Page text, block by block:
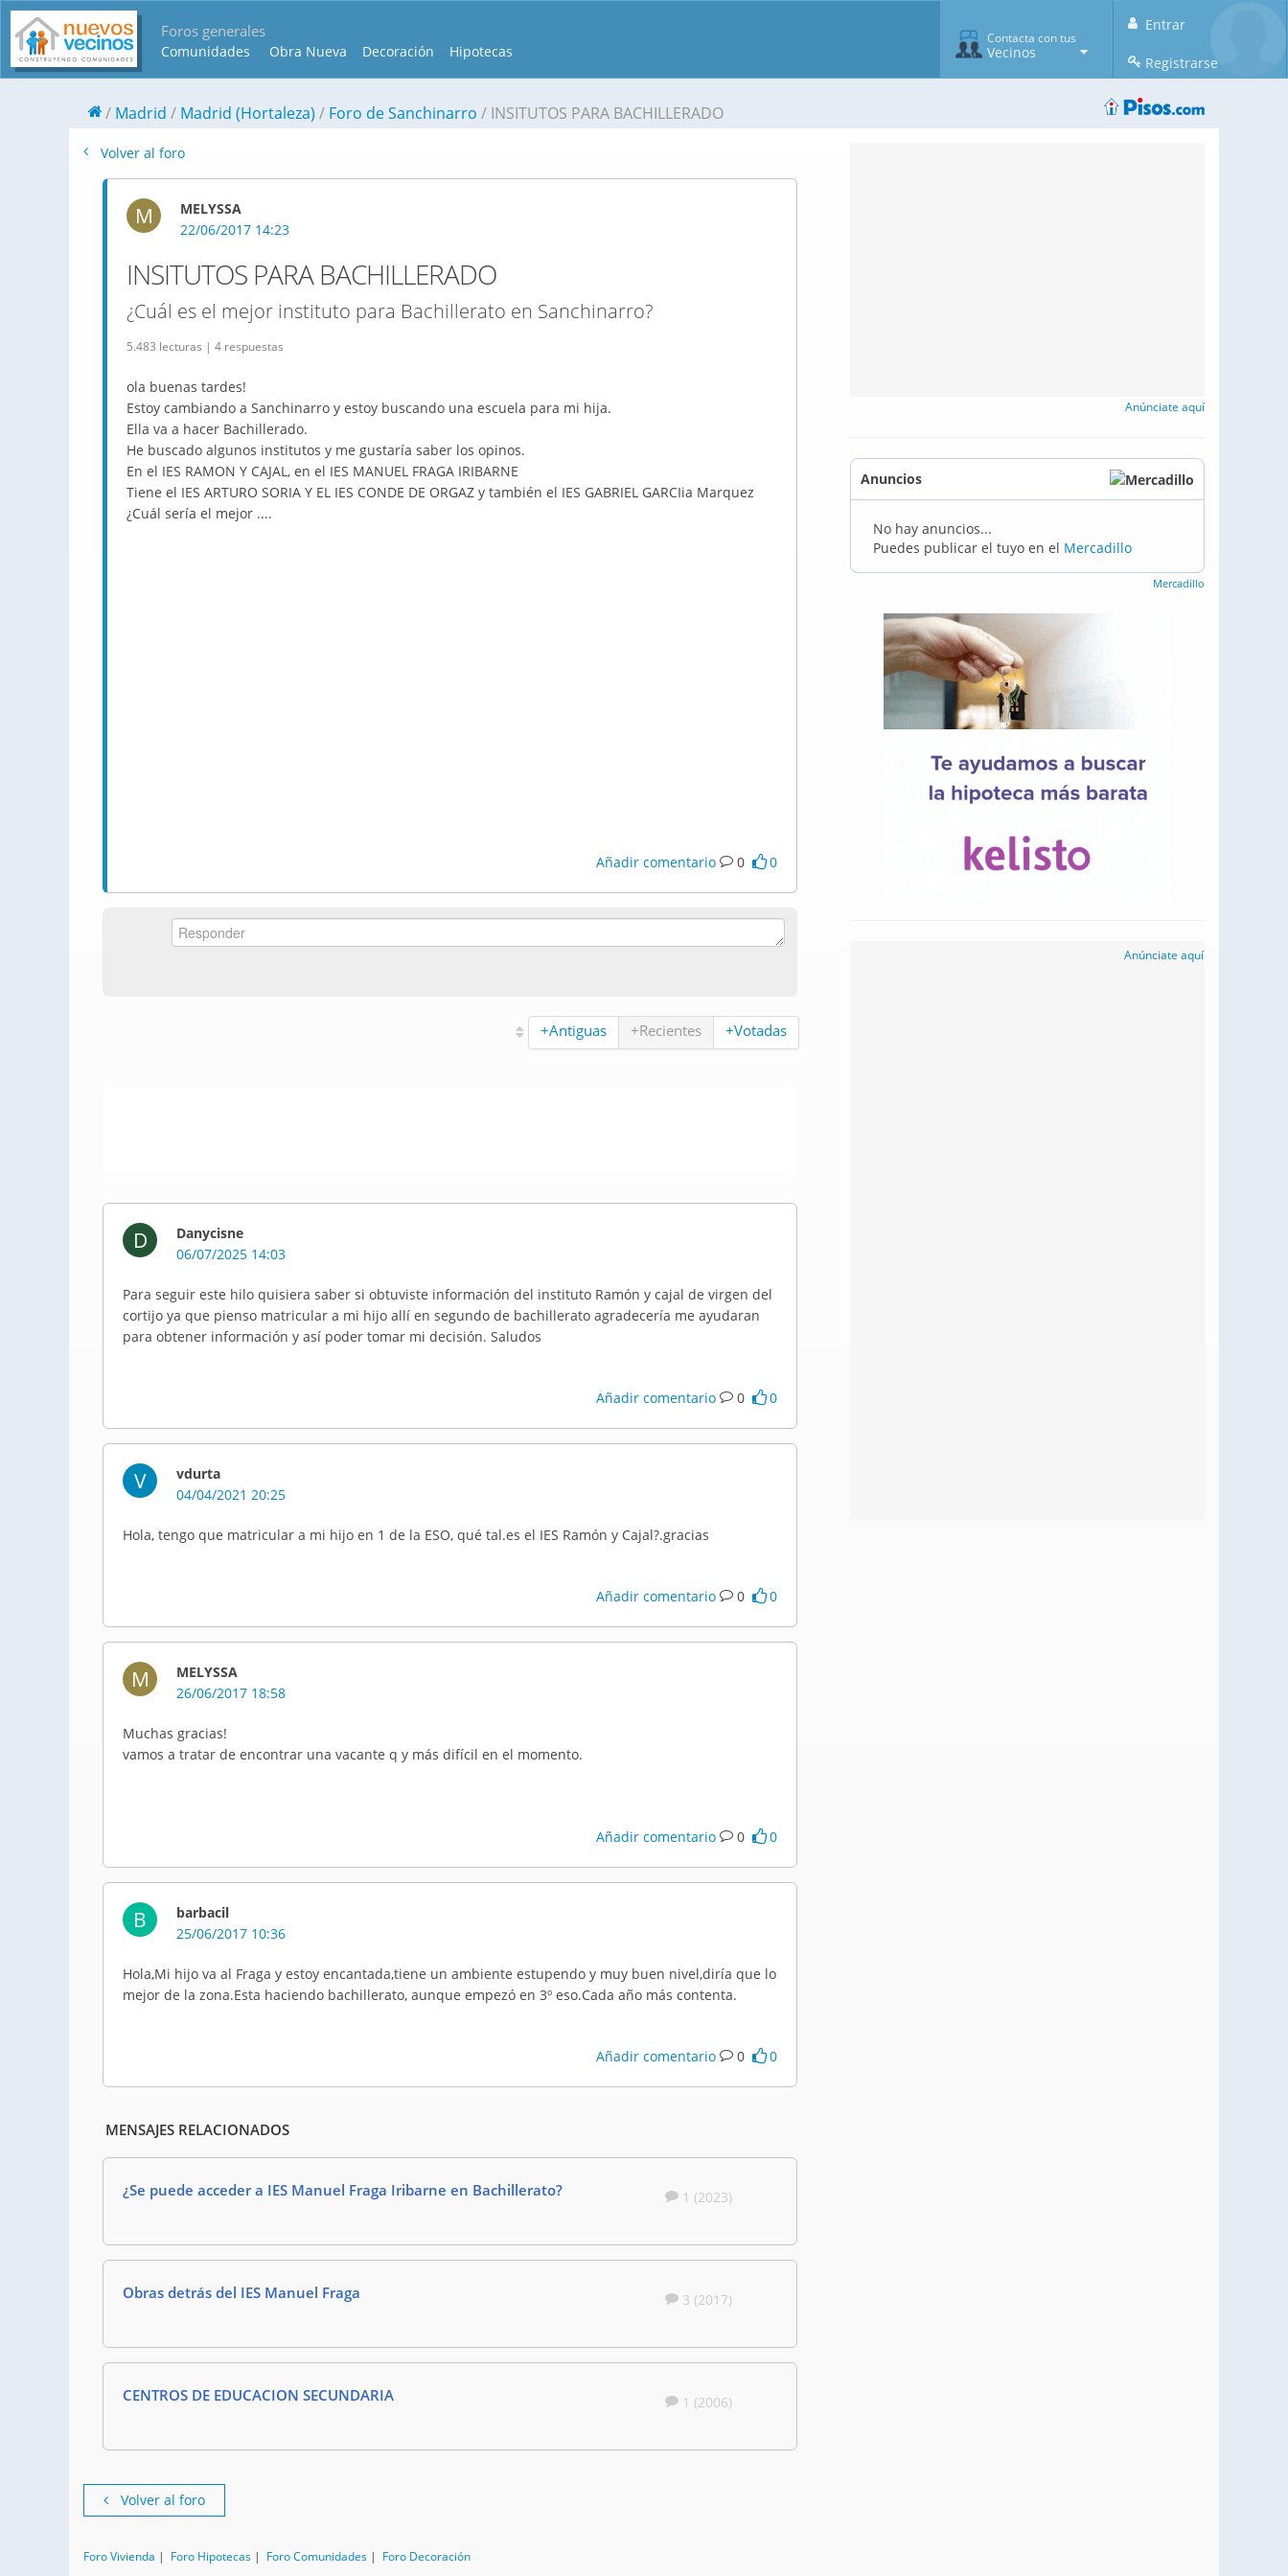
Foros generales
Comunidades Obra Nueva Decoración Hipotecas
Entrar
Registrarse
Contacta con tus
Vecinos
Madrid Madrid (Hortaleza) Foro de Sanchinarro INSITUTOS PARA BACHILLERADO
Volver al foro
M
MELYSSA
22/06/2017 14:23
INSITUTOS PARA BACHILLERADO
¿Cuál es el mejor instituto para Bachillerato en Sanchinarro?
5.483 lecturas | 4 respuestas
ola buenas tardes!
Estoy cambiando a Sanchinarro y estoy buscando una escuela para mi hija.
Ella va a hacer Bachillerado.
He buscado algunos institutos y me gustaría saber los opinos.
En el IES RAMON Y CAJAL, en el IES MANUEL FRAGA IRIBARNE
Tiene el IES ARTURO SORIA Y EL IES CONDE DE ORGAZ y también el IES GABRIEL GARCIia Marquez
¿Cuál sería el mejor ....
Añadir comentario 0 0
+Antiguas +Recientes +Votadas
D
Danycisne
06/07/2025 14:03
Para seguir este hilo quisiera saber si obtuviste información del instituto Ramón y cajal de virgen del
cortijo ya que pienso matricular a mi hijo allí en segundo de bachillerato agradecería me ayudaran
para obtener información y así poder tomar mi decisión. Saludos
Añadir comentario 0 0
V
vdurta
04/04/2021 20:25
Hola, tengo que matricular a mi hijo en 1 de la ESO, qué tal.es el IES Ramón y Cajal?.gracias
Añadir comentario 0 0
M
MELYSSA
26/06/2017 18:58
Muchas gracias!
vamos a tratar de encontrar una vacante q y más difícil en el momento.
Añadir comentario 0 0
B
barbacil
25/06/2017 10:36
Hola,Mi hijo va al Fraga y estoy encantada,tiene un ambiente estupendo y muy buen nivel,diría que lo
mejor de la zona.Esta haciendo bachillerato, aunque empezó en 3º eso.Cada año más contenta.
Añadir comentario 0 0
MENSAJES RELACIONADOS
¿Se puede acceder a IES Manuel Fraga Iribarne en Bachillerato? 1 (2023)
Obras detrás del IES Manuel Fraga 3 (2017)
CENTROS DE EDUCACION SECUNDARIA 1 (2006)
Volver al foro
Foro Vivienda | Foro Hipotecas | Foro Comunidades | Foro Decoración
Anúnciate aquí
Anuncios
No hay anuncios...
Puedes publicar el tuyo en el Mercadillo
Mercadillo
Anúnciate aquí